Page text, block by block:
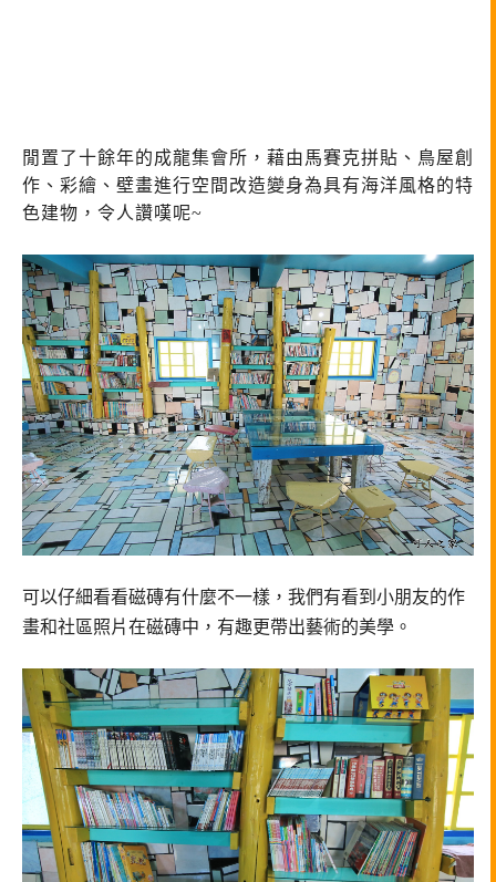
閒置了十餘年的成龍集會所， 藉由馬賽克拼貼、鳥屋創
作、彩繪、壁畫進行空間改造變身為具有海洋風格的特
色建物，令人讚嘆呢~
可以仔細看看磁磚有什麼不一樣， 我們有看到小朋友的作
畫和社區照片在磁磚中， 有趣更帶出藝術的美學。